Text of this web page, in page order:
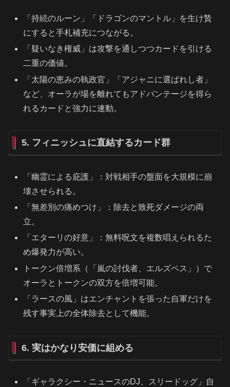
「持続のルーン」「ドラゴンのマントル」を生け贄
にすると手札補充につながる。
「疑いなき権威」は攻撃を通しつつカードを引ける
二重の価値。
「太陽の恵みの執政官」「アジャニに選ばれし者」
など、オーラが場を離れてもアドバンテージを得ら
れるカードと強力に連動。
5. フィニッシュに直結するカード群
「幽霊による庇護」：対戦相手の盤面を大規模に崩
壊させられる。
「無差別の痛めつけ」：除去と致死ダメージの両
立。
「エターリの好意」：無料呪文を複数唱えられるた
め爆発力が高い。
トークン倍増系（「嵐の討伐者、エルズペス」）で
オーラとトークンの双方を倍増可能。
「ラースの風」はエンチャントを張った自軍だけを
残す事実上の全体除去として機能。
6. 実はかなり安価に組める
「ギャラクシー・ニュースのDJ、スリードッグ」自